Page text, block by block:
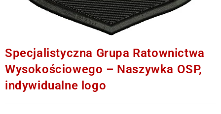
Specjalistyczna Grupa Ratownictwa
Wysokościowego – Naszywka OSP,
indywidualne logo